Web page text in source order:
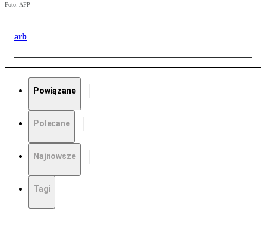
Foto: AFP
arb
Powiązane
Polecane
Najnowsze
Tagi